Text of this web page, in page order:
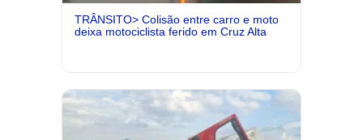
TRÂNSITO> Colisão entre carro e moto
deixa motociclista ferido em Cruz Alta